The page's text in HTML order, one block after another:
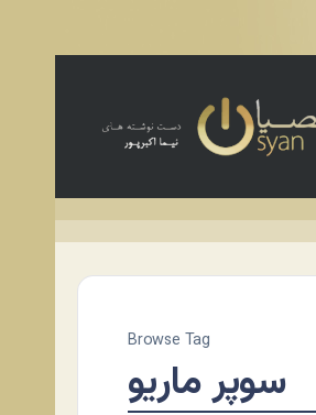
Browse Tag
سوپر ماریو